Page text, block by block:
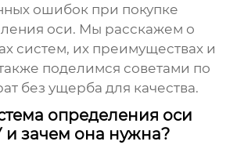
ошибок при покупке
оси. Мы расскажем о
систем, их преимуществах и
поделимся советами по
без ущерба для качества.
определения оси
и зачем она нужна?